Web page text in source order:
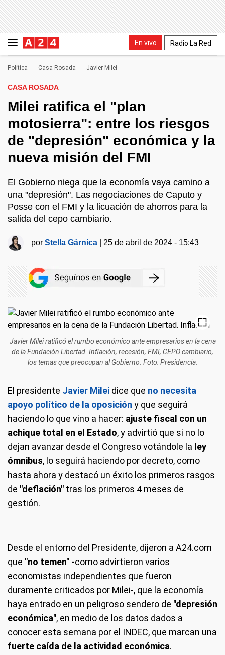
En vivo Radio La Red
Política Casa Rosada Javier Milei
CASA ROSADA
Milei ratifica el "plan
motosierra": entre los riesgos
de "depresión" económica y la
nueva misión del FMI
El Gobierno niega que la economía vaya camino a
una "depresión". Las negociaciones de Caputo y
Posse con el FMI y la licuación de ahorros para la
salida del cepo cambiario.
porStella Gárnica 25 de abril de 2024 - 15:43
Javier Milei ratificó el rumbo económico ante empresarios en la cena
de la Fundación Libertad. Inflación, recesión, FMI, CEPO cambiario,
los temas que preocupan al Gobierno. Foto: Presidencia.
El presidente Javier Milei dice que no necesita
apoyo político de la oposición y que seguirá
haciendo lo que vino a hacer: ajuste fiscal con un
achique total en el Estado, y advirtió que si no lo
dejan avanzar desde el Congreso votándole la ley
ómnibus, lo seguirá haciendo por decreto, como
hasta ahora y destacó un éxito los primeros rasgos
de "deflación" tras los primeros 4 meses de
gestión.
Desde el entorno del Presidente, dijeron a A24.com
que "no temen" -como advirtieron varios
economistas independientes que fueron
duramente criticados por Milei-, que la economía
haya entrado en un peligroso sendero de "depresión
económica", en medio de los datos dados a
conocer esta semana por el INDEC, que marcan una
fuerte caída de la actividad económica.